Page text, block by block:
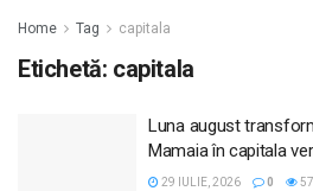
Home Tag capitala
Etichetă: capitala
Luna august
Mamaia în capitala
29 IULIE, 2026 0 57